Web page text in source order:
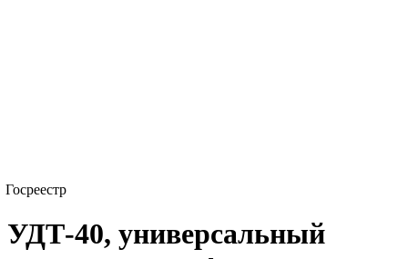
Госреестр
УДТ-40, универсальный